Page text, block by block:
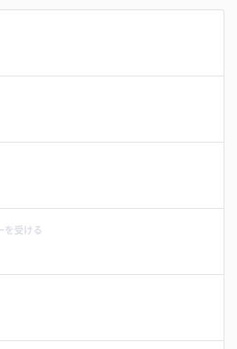
を受ける